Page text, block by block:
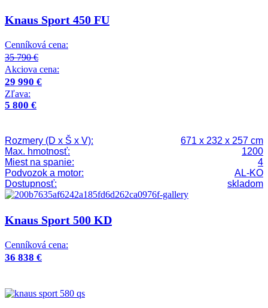
Knaus Sport 450 FU
Cenníková cena:
35 790 €
Akciova cena:
29 990 €
Zľava:
5 800 €
Rozmery (D x Š x V):
671 x 232 x 257 cm
Max. hmotnosť:
1200
Miest na spanie:
4
Podvozok a motor:
AL-KO
Dostupnosť:
skladom
Knaus Sport 500 KD
Cenníková cena:
36 838 €